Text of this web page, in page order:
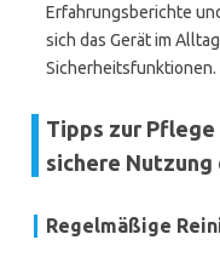
Erfahrungsberichte
sich das Gerät im
Sicherheitsfunktionen.
Tipps zur
sichere
Regelmäßige